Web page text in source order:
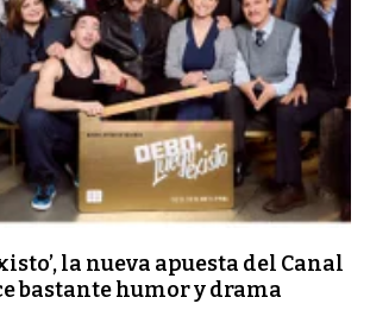
la nueva apuesta del Canal
bastante humor y drama